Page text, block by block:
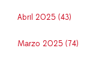
Abril 2025 (43)
Marzo 2025 (74)